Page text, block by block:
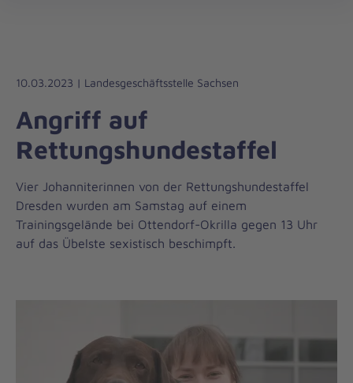
Liebe
Leben
10.03.2023 | Landesgeschäftsstelle Sachsen
Angriff auf
Rettungshundestaffel
Vier Johanniterinnen von der Rettungshundestaffel
Dresden wurden am Samstag auf einem
Trainingsgelände bei Ottendorf-Okrilla gegen 13 Uhr
auf das Übelste sexistisch beschimpft.